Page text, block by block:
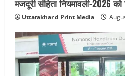
मजदूरी संहिता नियमावली-2026 को
Uttarakhand Print Media